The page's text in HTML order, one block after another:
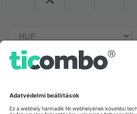
Germany